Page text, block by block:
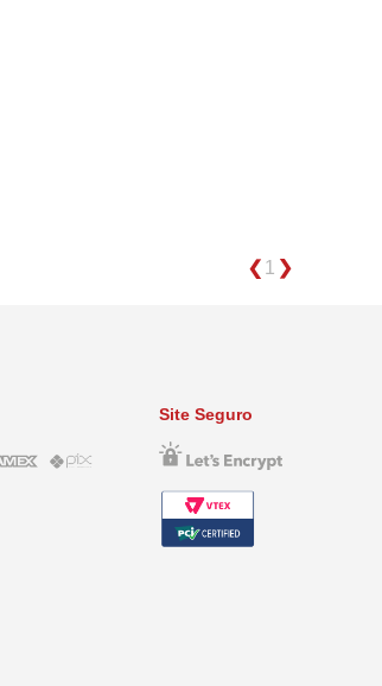
1
Site Seguro